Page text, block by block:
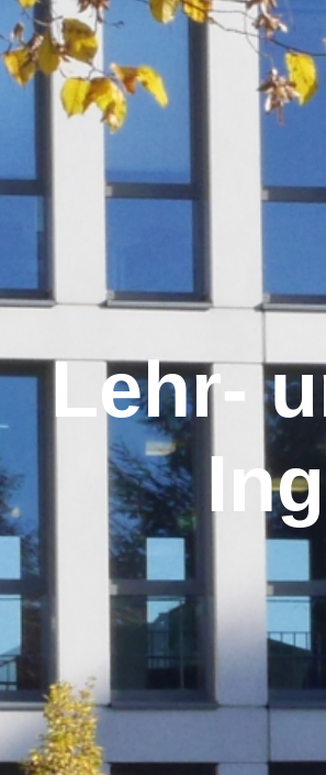
Lehr-